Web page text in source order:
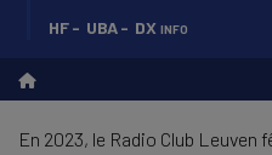
FRANÇAIS
HF UBA DX info
En 2023, le Radio Club Leuven